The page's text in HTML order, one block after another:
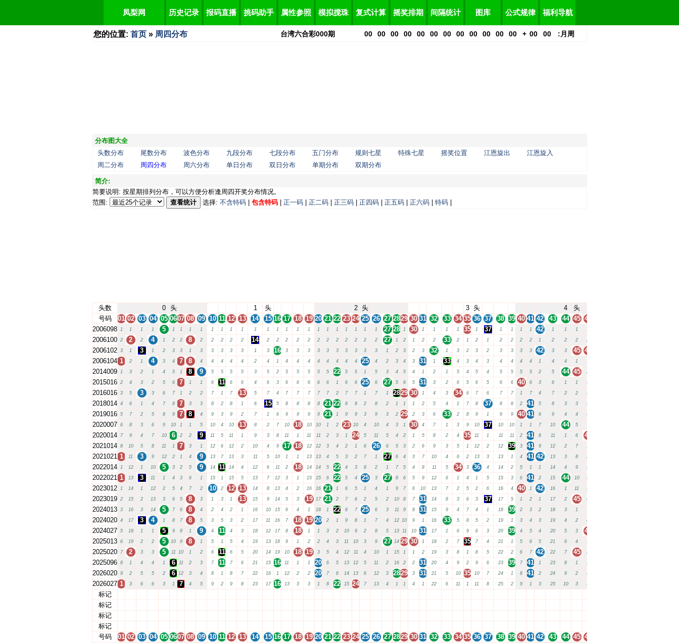
凤梨网 历史记录 报码直播 挑码助手 属性参照 模拟搅珠 复式计算 摇奖排期 间隔统计 图库 公式规律 福利导航
您的位置: 首页 » 周四分布 台湾六合彩000期 00 00 00 00 00 00 00 00 00 00 00 00 + 00 00 : 月 周
分布图大全
头数分布
尾数分布 波色分布 九段分布 七段分布 五门分布 规则七星 特殊七星 摇奖位置 江恩旋出
江恩旋入
周二分布
周四分布 周六分布 单日分布 双日分布 单期分布 双期分布
简介:
简要说明: 按星期排列分布，可以方便分析逢周四开奖分布情况。
范围:
查看统计 选择: 不含特码 包含特码 正一码 正二码 正三码 正四码 正五码 正六码 特码
头数 0 头 1 头 2 头 3 头 4
头
号码
01 02 03 04 05 0607 08 09 10 11 12 13 14 15 16 17 18 19 20 21 22 23 24 25 26 27 2829 30 31 32 33 34 35 36 37 38 39 40 41 42 43 44 45 46
2006098 1 1 1 1 5 1 1 1 1 1 1 1 1 1 1 1 1 1 1 1 1 1 1 1 1 1 27 28 1 30 1 1 1 1 35 1 37 1 1 1 1 42 1 1 1 1
2006100 2 2 2 4 1 2 2 8 2 2 2 2 2 14 2 2 2 2 2 2 2 2 2 2 2 2 27 1 2 1 2 2 33 2 1 2 1 2 2 2 2 1 2 2 2 2
2006102 3 1 3 1 2 3 3 1 3 3 3 3 3 1 3 16 3 3 3 3 3 3 3 3 3 3 1 2 3 2 3 32 1 3 2 3 2 3 3 3 3 42 3 3 45 46
2006104 1 2 1 4 3 4 7 8 4 4 4 4 4 2 4 1 4 4 4 4 4 4 4 4 25 4 2 3 4 3 31 1 33 4 3 4 3 4 4 4 4 1 4 4 1 1
2014009 1 3 2 1 4 5 1 8 9 5 5 5 5 3 5 2 5 5 5 5 5 22 5 5 1 5 3 4 5 4 1 2 1 5 4 5 4 5 5 5 5 2 5 44 45 2
2015016 2 4 3 2 5 6 7 1 1 6 11 6 6 4 6 3 6 6 6 6 6 1 6 6 25 6 27 5 6 5 31 3 2 6 5 6 5 6 6 40 6 3 6 1 1 3
2016016 3 5 3 3 6 7 1 2 2 7 1 7 13 5 7 4 7 7 7 7 7 2 7 7 1 7 1 2829 30 1 4 3 34 6 7 6 7 7 1 7 4 7 2 2 4
2018014 4 6 1 4 7 8 7 3 3 8 2 8 1 6 15 5 8 8 8 8 21 22 8 8 2 8 2 1 1 1 2 5 4 1 7 8 37 8 8 2 41 5 8 3 3 5
2019016 5 7 2 5 8 9 7 8 4 9 3 9 2 7 1 6 9 9 9 9 21 1 9 9 3 9 3 2 29 2 3 6 33 2 8 9 1 9 9 40 41 6 9 4 4 6
2020007 6 8 3 6 9 10 1 1 5 10 4 10 13 8 2 7 10 18 10 10 1 2 23 10 4 10 4 3 1 30 4 7 1 3 9 10 37 10 10 1 1 7 10 44 5
2020014 7 9 4 7 10 6 2 2 9 11 5 11 1 9 3 8 11 1 11 11 2 3 1 24 5 11 5 4 2 1 5 8 2 4 35 11 1 11 11 2 41 8 11 1 6 46
2021014 8 10 5 8 11 1 7 3 1 12 6 12 2 10 4 9 17 18 12 12 3 4 2 1 6 26 6 5 3 2 6 9 3 5 1 12 2 12 39 3 41 9 12 2 7 1
2021021 1 11 3 9 12 2 1 4 9 13 7 13 3 11 5 10 1 1 13 13 4 5 3 2 7 1 27 6 4 3 7 10 4 6 2 13 3 13 1 4 41 42 13 3 8 2
2022014 1 12 1 10 5 3 2 5 9 14 11 14 4 12 6 11 2 18 14 14 5 22 4 3 8 2 1 7 5 4 8 11 5 34 3 36 4 14 2 5 1 1 14 4 9 3
2022021 1 13 3 11 1 4 3 6 1 15 1 15 5 13 7 12 3 1 15 15 6 22 5 4 25 3 27 8 6 5 9 12 6 1 4 1 5 15 3 6 41 2 15 44 10 4
2023012 1 14 1 12 2 5 4 7 2 10 2 12 13 14 8 13 4 2 16 16 21 1 6 5 1 4 1 9 7 6 10 13 7 2 5 2 6 16 4 40 1 42 16 1 11 5
2023019 2 15 2 13 3 6 5 8 3 1 3 1 13 15 9 14 5 3 19 17 21 2 7 6 2 5 2 10 8 7 31 14 8 3 6 3 37 17 5 1 2 1 17 2 45 6
2024013 3 16 3 14 5 7 6 8 4 2 4 2 1 16 10 15 6 4 1 18 1 22 8 7 25 6 3 11 9 8 31 15 9 4 7 4 1 18 39 2 3 2 18 3 1
2024020 4 17 3 4 1 8 7 8 5 3 5 3 2 17 11 16 7 18 19 20 2 1 9 8 1 7 4 12 10 9 1 16 33 5 8 5 2 19 1 3 4 3 19 4 2 8
2024027 5 18 1 1 5 9 8 1 9 4 11 4 3 18 12 17 8 18 1 1 3 2 10 9 2 8 5 13 11 10 31 17 1 6 9 6 3 20 39 4 5 4 20 5 3 46
2025013 6 19 2 2 5 10 9 8 1 5 1 5 4 19 13 18 9 1 2 2 4 3 11 10 3 9 27 14 29 30 1 18 2 7 35 7 4 21 1 5 6 5 21 6 4 1
2025020 7 2 3 3 5 11 10 1 2 6 11 6 5 20 14 19 10 18 19 3 5 4 12 11 4 10 1 15 1 1 2 19 3 8 1 8 5 22 2 6 7 42 22 7 45 2
2025096 8 1 4 4 1 6 11 2 3 7 11 7 6 21 15 16 11 1 1 20 6 5 13 12 5 11 2 16 2 2 31 20 4 9 2 9 6 23 39 7 41 1 23 8 1 3
2026020 9 2 5 5 2 6 12 3 4 8 1 8 7 22 16 1 12 2 2 20 7 6 14 13 6 12 3 2829 3 31 21 5 10 35 10 7 24 1 8 41 2 24 9 2 4
2026027 1 3 6 6 3 1 7 4 5 9 2 9 8 23 17 16 13 3 3 1 8 22 15 24 7 13 4 1 1 4 1 22 6 11 1 11 8 25 2 9 1 3 25 10 3 5
标记
标记
标记
标记
号码
01 02 03 04 05 0607 08 09 10 11 12 13 14 15 16 17 18 19 20 21 22 23 24 25 26 27 2829 30 31 32 33 34 35 36 37 38 39 40 41 42 43 44 45 46